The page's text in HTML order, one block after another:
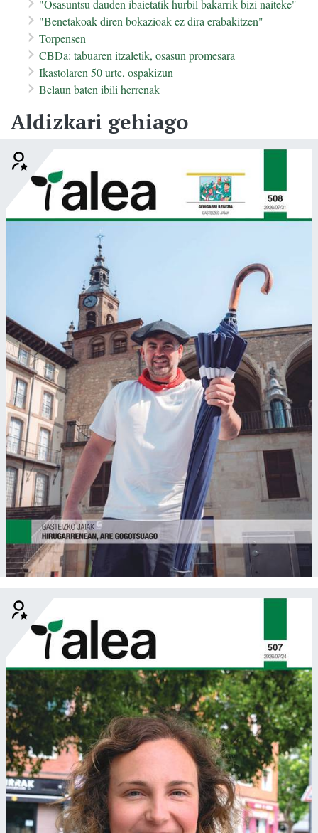
"Osasuntsu dauden ibaietatik hurbil bakarrik bizi naiteke"
"Benetakoak diren bokazioak ez dira erabakitzen"
Torpensen
CBDa: tabuaren itzaletik, osasun promesara
Ikastolaren 50 urte, ospakizun
Belaun baten ibili herrenak
Aldizkari gehiago